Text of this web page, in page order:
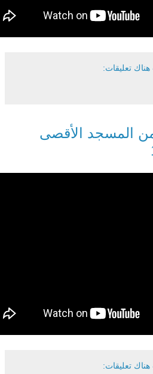
تعليقات:
المسجد الأقصى
تعليقات: